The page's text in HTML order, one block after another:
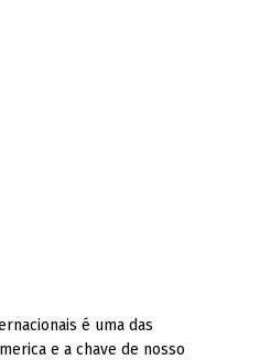
é uma das
e a chave de nosso